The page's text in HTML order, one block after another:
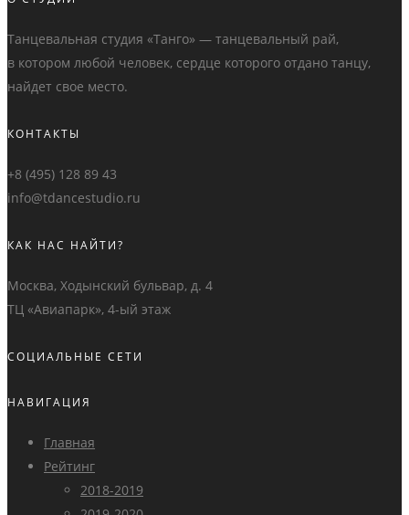
Танцевальная студия «Танго» — танцевальный рай,
в котором любой человек, сердце которого отдано танцу,
найдет свое место.
КОНТАКТЫ
+8 (495) 128 89 43
info@tdancestudio.ru
КАК НАС НАЙТИ?
Москва, Ходынский бульвар, д. 4
ТЦ «Авиапарк», 4-ый этаж
СОЦИАЛЬНЫЕ СЕТИ
НАВИГАЦИЯ
Главная
Рейтинг
2018-2019